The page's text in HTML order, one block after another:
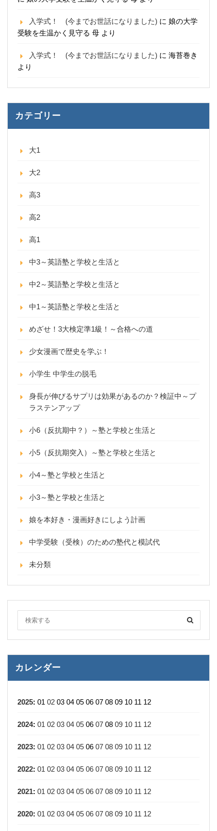
入学式！ (今までお世話になりました) に 娘の大学
受験を生温かく見守る 母 より
入学式！ (今までお世話になりました) に 海苔巻き
より
カテゴリー
大1
大2
高3
高2
高1
中3～英語塾と学校と生活と
中2～英語塾と学校と生活と
中1～英語塾と学校と生活と
めざせ！3大検定準1級！～合格への道
少女漫画で歴史を学ぶ！
小学生 中学生の脱毛
身長が伸びるサプリは効果があるのか？検証中～プ
ラステンアップ
小6（反抗期中？）～塾と学校と生活と
小5（反抗期突入）～塾と学校と生活と
小4～塾と学校と生活と
小3～塾と学校と生活と
娘を本好き・漫画好きにしよう計画
中学受験（受検）のための塾代と模試代
未分類
カレンダー
2025: 01 02 03 04 05 06 07 08 09 10 11 12
2024: 01 02 03 04 05 06 07 08 09 10 11 12
2023: 01 02 03 04 05 06 07 08 09 10 11 12
2022: 01 02 03 04 05 06 07 08 09 10 11 12
2021: 01 02 03 04 05 06 07 08 09 10 11 12
2020: 01 02 03 04 05 06 07 08 09 10 11 12